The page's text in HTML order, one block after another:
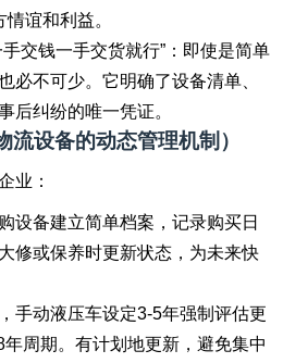
谊和利益。
交钱一手交货就行”：即使是简单
必不可少。它明确了设备清单、
后纠纷的唯一凭证。
流设备的动态管理机制）
业：
设备建立简单档案，记录购买日
修或保养时更新状态，为未来快
手动液压车设定3-5年强制评估更
周期。有计划地更新，避免集中